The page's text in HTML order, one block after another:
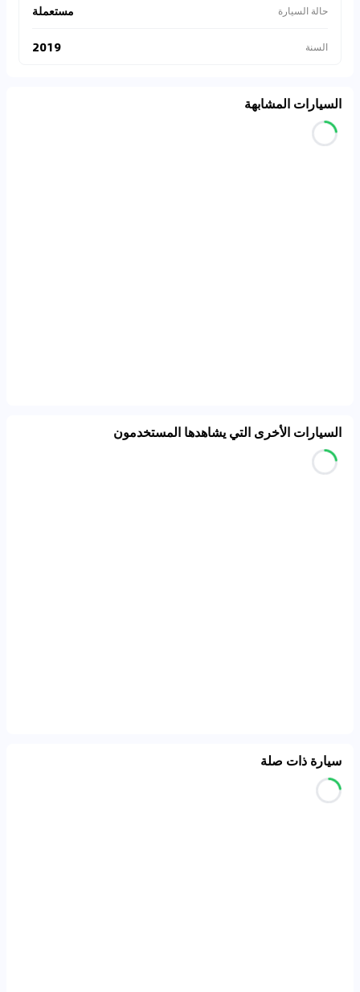
حالة السيارة مستعملة
السنة 2019
السيارات المشابهة
السيارات الأخرى التي يشاهدها المستخدمون
سيارة ذات صلة